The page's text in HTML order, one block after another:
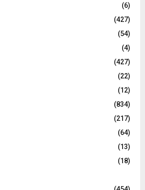
C
(6)
(427)
(54)
(4)
(427)
(22)
(12)
(834)
(217)
(64)
(13)
(18)